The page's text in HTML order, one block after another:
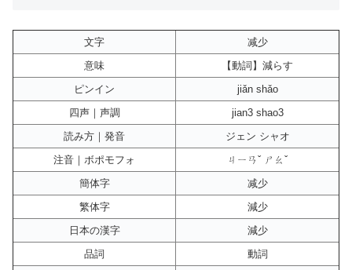
文字
减少
意味
【動詞】減らす
ピンイン
jiǎn shǎo
四声｜声調
jian3 shao3
読み方｜発音
ジェン シャオ
注音｜ボポモフォ
ㄐㄧㄢˇ ㄕㄠˇ
簡体字
减少
繁体字
減少
日本の漢字
減少
品詞
動詞